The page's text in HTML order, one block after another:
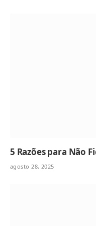
5 Razões para Não
agosto 28, 2025